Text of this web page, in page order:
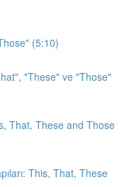
(5:10)
"These" ve "Those"
That, These and Those
This, That, These